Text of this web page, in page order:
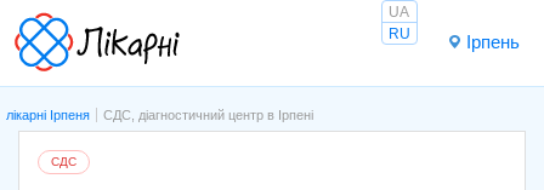
Ірпень
UA
RU
лікарні Ірпеня СДС, діагностичний центр в Ірпені
СДС